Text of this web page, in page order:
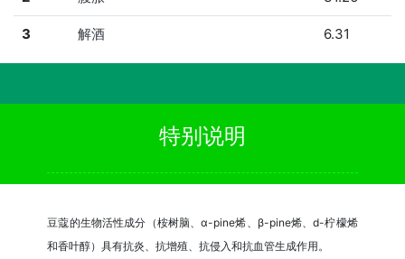
3 解酒 6.31
特别说明
豆蔻的生物活性成分（桉树脑、α-pine烯、β-pine烯、d-柠檬烯
和香叶醇）具有抗炎、抗增殖、抗侵入和抗血管生成作用。